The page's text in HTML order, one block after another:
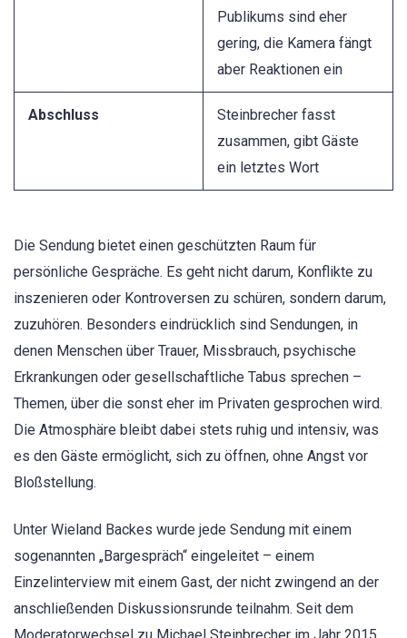
Publikums sind eher
gering, die Kamera fängt
aber Reaktionen ein
Abschluss
Steinbrecher fasst
zusammen, gibt Gäste
ein letztes Wort
Die Sendung bietet einen geschützten Raum für
persönliche Gespräche. Es geht nicht darum, Konflikte zu
inszenieren oder Kontroversen zu schüren, sondern darum,
zuzuhören. Besonders eindrücklich sind Sendungen, in
denen Menschen über Trauer, Missbrauch, psychische
Erkrankungen oder gesellschaftliche Tabus sprechen –
Themen, über die sonst eher im Privaten gesprochen wird.
Die Atmosphäre bleibt dabei stets ruhig und intensiv, was
es den Gäste ermöglicht, sich zu öffnen, ohne Angst vor
Bloßstellung.
Unter Wieland Backes wurde jede Sendung mit einem
sogenannten „Bargespräch“ eingeleitet – einem
Einzelinterview mit einem Gast, der nicht zwingend an der
anschließenden Diskussionsrunde teilnahm. Seit dem